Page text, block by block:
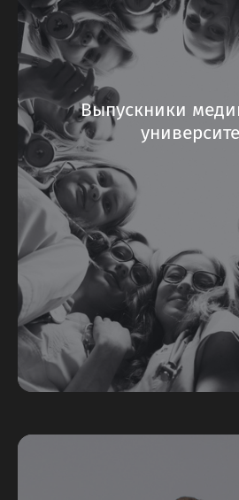
Выпускники